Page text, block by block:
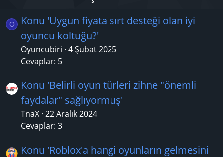
O
Konu 'Uygun fiyata sırt desteği olan iyi
oyuncu koltuğu?'
Oyuncubiri 4 Şubat 2025
Cevaplar: 5
Konu 'Belirli oyun türleri zihne "önemli
faydalar" sağlıyormuş'
TnaX 22 Aralık 2024
Cevaplar: 3
Konu 'Roblox'a hangi oyunların gelmesini